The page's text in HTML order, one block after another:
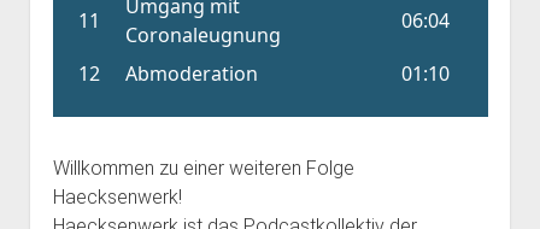
Willkommen zu einer weiteren Folge
Haecksenwerk!